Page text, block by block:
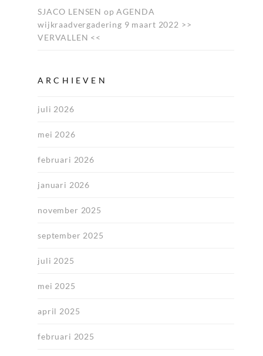
SJACO LENSEN opAGENDA
wijkraadvergadering 9 maart 2022 >>
VERVALLEN <<
ARCHIEVEN
juli 2026
mei 2026
februari 2026
januari 2026
november 2025
september 2025
juli 2025
mei 2025
april 2025
februari 2025